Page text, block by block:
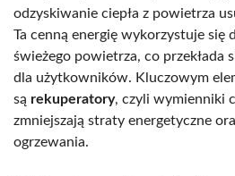
odzyskiwanie ciepła z powietrza
Ta cenną energię wykorzystuje się
świeżego powietrza, co przekłada
dla użytkowników. Kluczowym
są rekuperatory, czyli wymienniki
zmniejszają straty energetyczne
ogrzewania.